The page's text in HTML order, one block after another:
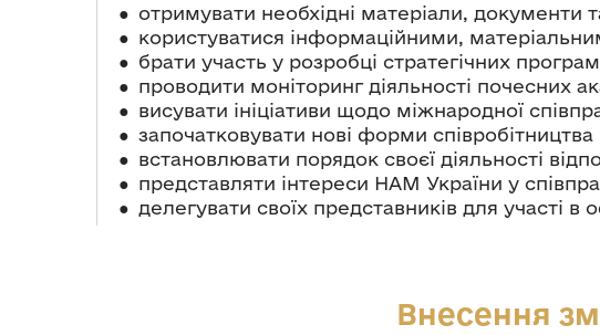
● отримувати необхідні матеріали, документи
● користуватися інформаційними,
● брати участь у розробці стратегічних
● проводити моніторинг діяльності почесних
● висувати ініціативи щодо міжнародної
● започатковувати нові форми
● встановлювати порядок своєї діяльності
● представляти інтереси НАМ України у
● делегувати своїх представників для участі в
Внесення